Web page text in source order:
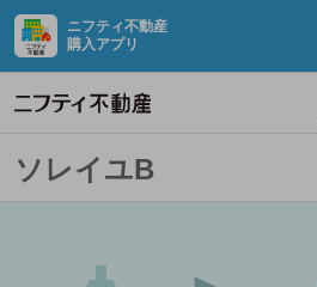
ニフティ不動産
購入アプリ
ソレイユB